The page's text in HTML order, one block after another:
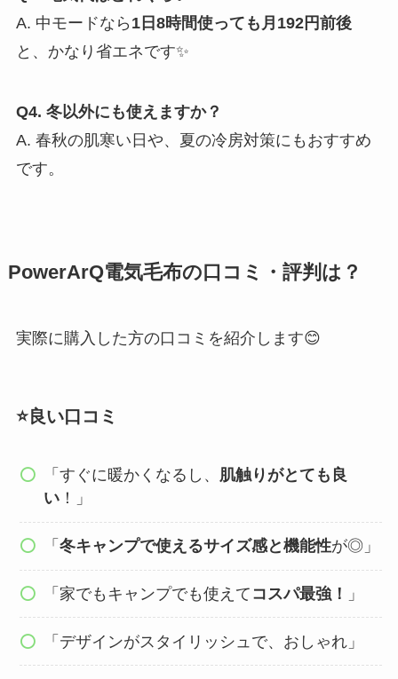
A. 中モードなら 1日8時間使っても月192円前後
と、かなり省エネです✨
Q4. 冬以外にも使えますか？
A. 春秋の肌寒い日や、夏の冷房対策にもおすすめ
です。
PowerArQ電気毛布の口コミ・評判は？
実際に購入した方の口コミを紹介します😊
⭐️良い口コミ
「すぐに暖かくなるし、 肌触りがとても良
い ！」
「冬キャンプで使えるサイズ感と機能性が◎」
「家でもキャンプでも使えて コスパ最強！ 」
「デザインがスタイリッシュで、おしゃれ」